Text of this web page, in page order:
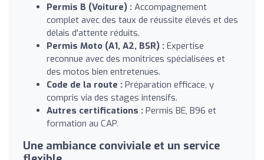
Permis B (Voiture) : Accompagnement
complet avec des taux de réussite élevés et des
délais d'attente réduits.
Permis Moto (A1, A2, BSR) : Expertise
reconnue avec des monitrices spécialisées et
des motos bien entretenues.
Code de la route : Préparation efficace, y
compris via des stages intensifs.
Autres certifications : Permis BE, B96 et
formation au CAP.
Une ambiance conviviale et un service